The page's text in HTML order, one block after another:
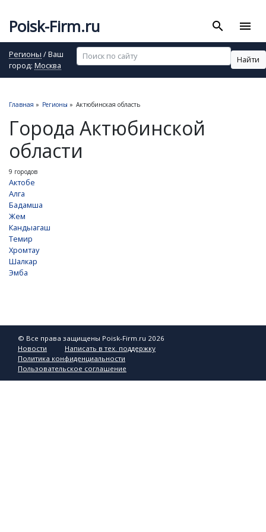
Poisk-Firm.ru search menu
Регионы / Ваш
город: Москва
Найти
Главная » Регионы » Актюбинская область
Города Актюбинской
области
9 городов
Актобе
Алга
Бадамша
Жем
Кандыагаш
Темир
Хромтау
Шалкар
Эмба
© Все права защищены Poisk-Firm.ru 2026
Новости
Написать в тех. поддержку
Политика конфиденциальности
Пользовательское соглашение